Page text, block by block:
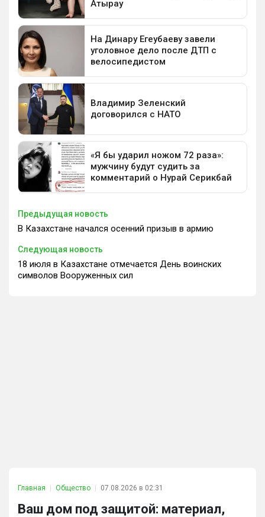
Предыдущая новость
В Казахстане начался осенний призыв в армию
Следующая новость
18 июля в Казахстане отмечается День воинских
символов Вооруженных сил
Главная Общество 07.08.2026 в 02:31
Ваш дом под защитой: материал,